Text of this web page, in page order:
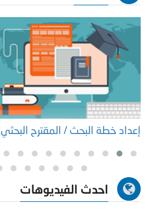
إعداد خطة البحث / المقترح البحثي
احدث الفيديوهات